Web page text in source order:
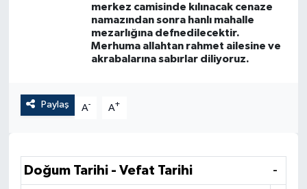
merkez camisinde kılınacak cenaze
namazından sonra hanlı mahalle
mezarlığına defnedilecektir.
Merhuma allahtan rahmet ailesine ve
akrabalarına sabırlar diliyoruz.
Paylaş A- A+
Doğum Tarihi - Vefat Tarihi -
EKONOMİ
Son Dakika Haberleri
Haber Arşivi